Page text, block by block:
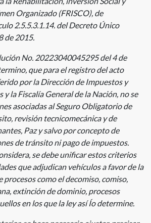
Organizado (FRISCO), de
2.5.5.3.1.14. del Decreto Único
de 2015.
No. 20223040045295 del 4 de
que para el registro del acto
por la Dirección de Impuestos y
y la Fiscalía General de la Nación, no se
asociadas al Seguro Obligatorio de
revisión tecnicomecánica y de
Paz y salvo por concepto de
de tránsito ni pago de impuestos.
se debe unificar estos criterios
que adjudican vehículos a favor de la
como el decomiso, comiso,
extinción de dominio, procesos
en los que la ley así Ío determine.